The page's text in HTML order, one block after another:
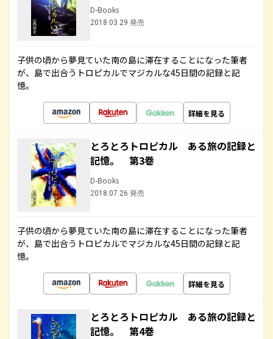
D-Books
2018.03.29 発売
子供の頃から夢見ていた南の島に滞在することになった筆者
が、島で出合うトロピカルでマジカルな45日間の記録と記
憶。
詳細を見る
とろとろトロピカル ある旅の記録と
記憶。 第3巻
D-Books
2018.07.26 発売
子供の頃から夢見ていた南の島に滞在することになった筆者
が、島で出合うトロピカルでマジカルな45日間の記録と記
憶。
詳細を見る
とろとろトロピカル ある旅の記録と
記憶。 第4巻